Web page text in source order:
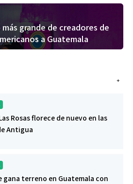
grande de creadores de
a Guatemala
+
Rosas florece de nuevo en las
Antigua
gana terreno en Guatemala con